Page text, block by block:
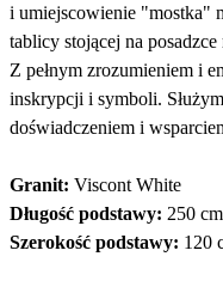
i umiejscowienie "mostka"
tablicy stojącej na
Z pełnym zrozumieniem i
inskrypcji i symboli.
doświadczeniem i
Granit: Viscont White
Długość podstawy: 250 cm
Szerokość podstawy: 120